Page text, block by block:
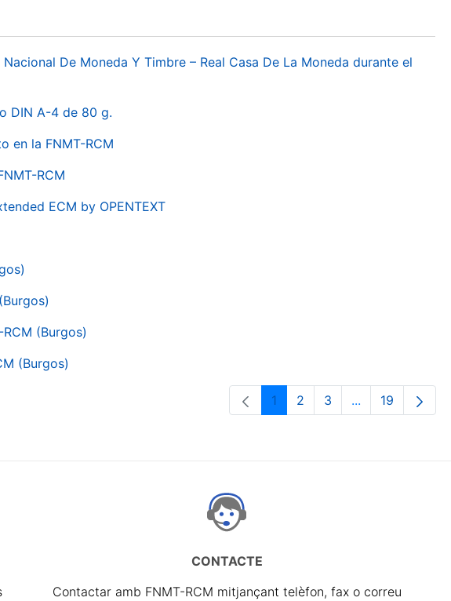
De Moneda Y Timbre – Real Casa De La Moneda durante el
DIN A-4 de 80 g.
en la FNMT-RCM
RCM
ECM by OPENTEXT
(Burgos)
(Burgos)
Pàgina
1 Pàgina
2 Pàgina
3 ...PàginesPàgina
19
CONTACTE
Contactar amb FNMT-RCM mitjançant telèfon, fax o correu